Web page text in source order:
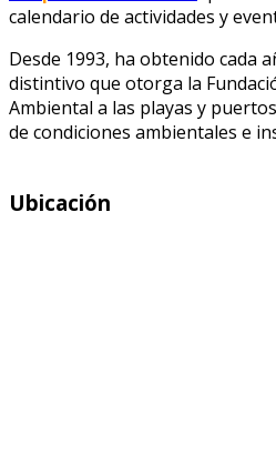
calendario de actividades y
Desde 1993, ha obtenido cada
distintivo que otorga la
Ambiental a las playas y
de condiciones ambientales e
Ubicación